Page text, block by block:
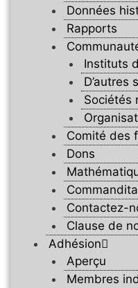
Données
Rapports
Instituts
D’autres
Sociétés
Comité des
Dons
Contactez-
Clause de
Adhésion
Aperçu
Membres